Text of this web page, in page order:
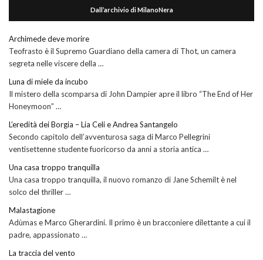
Dall’archivio di MilanoNera
Archimede deve morire
Teofrasto è il Supremo Guardiano della camera di Thot, un camera
segreta nelle viscere della …
Luna di miele da incubo
Il mistero della scomparsa di John Dampier apre il libro “The End of Her
Honeymoon” …
L’eredità dei Borgia – Lia Celi e Andrea Santangelo
Secondo capitolo dell’avventurosa saga di Marco Pellegrini
ventisettenne studente fuoricorso da anni a storia antica …
Una casa troppo tranquilla
Una casa troppo tranquilla, il nuovo romanzo di Jane Schemilt è nel
solco del thriller …
Malastagione
Adùmas e Marco Gherardini. Il primo è un bracconiere dilettante a cui il
padre, appassionato …
La traccia del vento